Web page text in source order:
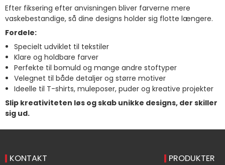
Efter fiksering efter anvisningen bliver farverne mere
vaskebestandige, så dine designs holder sig flotte længere.
Fordele:
Specielt udviklet til tekstiler
Klare og holdbare farver
Perfekte til bomuld og mange andre stoftyper
Velegnet til både detaljer og større motiver
Ideelle til T-shirts, muleposer, puder og kreative projekter
Slip kreativiteten løs og skab unikke designs, der skiller
sig ud.
KONTAKT PRODUKTER